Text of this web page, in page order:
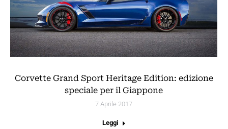
Corvette Grand Sport Heritage Edition: edizione
speciale per il Giappone
7 Aprile 2017
Leggi